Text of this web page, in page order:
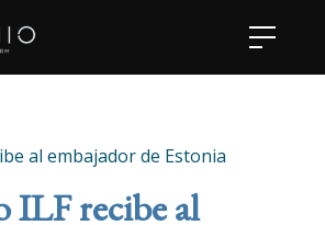
al embajador de Estonia
recibe al